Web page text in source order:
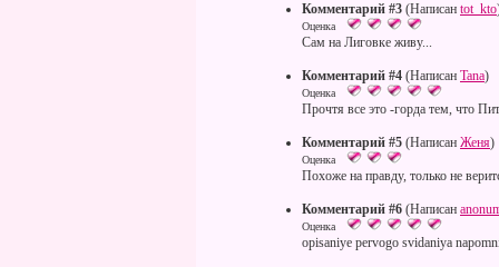
Комментарий #3 (Написан tot_kto
Оценка
Сам на Лиговке живу...
Комментарий #4 (Написан Tana)
Оценка
Прочтя все это -горда тем, что
Комментарий #5 (Написан Женя)
Оценка
Похоже на правду, только не
Комментарий #6 (Написан
Оценка
opisaniye pervogo svidaniya